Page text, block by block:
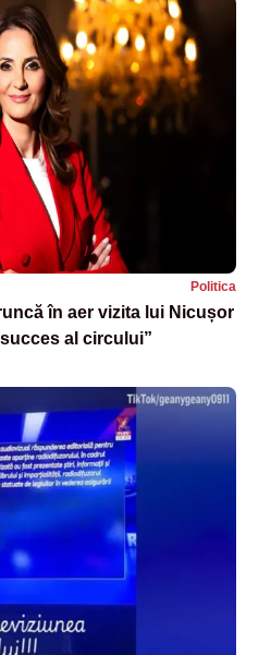
Politica
în aer vizita lui Nicușor
al circului”